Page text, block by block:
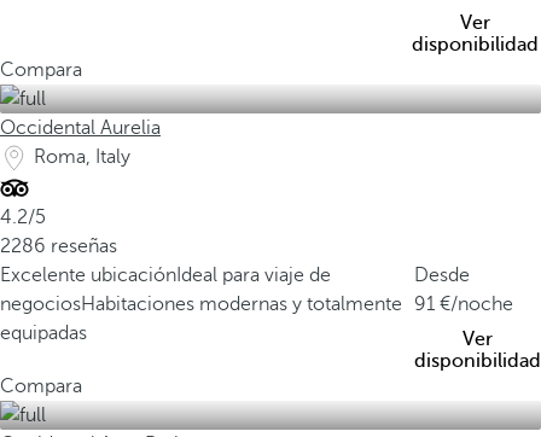
Ver
disponibilidad
Compara
Occidental Aurelia
Roma, Italy
4.2/5
2286 reseñas
Excelente ubicación Ideal para viaje de
negociosHabitaciones modernas y totalmente
equipadas
Desde
91
/noche
Ver
disponibilidad
Compara